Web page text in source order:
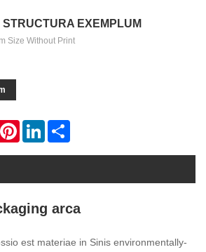
STRUCTURA EXEMPLUM
Size Without Print
PinterestLinkedIn
arca
est materiae in Sinis environmentally-